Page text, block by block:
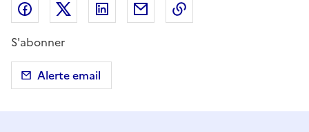
Partager sur Facebook
Partager sur X (anciennement Twitter)
Partager sur LinkedIn
Partager par email
S'abonner
Alerte email